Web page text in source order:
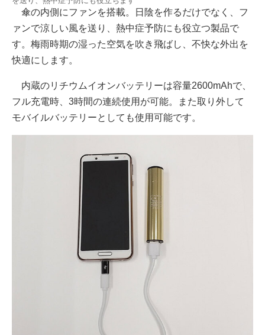
傘の内側にファンを搭載。日陰を作るだけでなく、フ
ァンで涼しい風を送り、熱中症予防にも役立つ製品で
す。梅雨時期の湿った空気を吹き飛ばし、不快な外出を
快適にします。
内蔵のリチウムイオンバッテリーは容量2600mAhで、
フル充電時、3時間の連続使用が可能。また取り外して
モバイルバッテリーとしても使用可能です。